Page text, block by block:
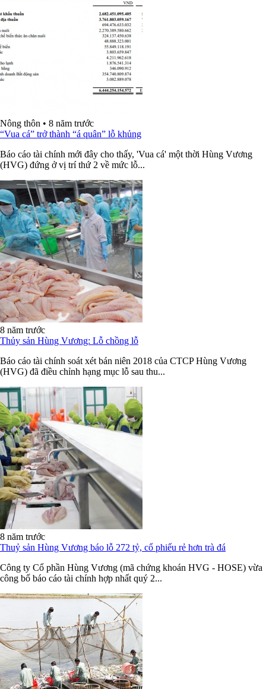
Nông thôn • 8 năm trước
“Vua cá” trở thành “á quân” lỗ khủng
Báo cáo tài chính mới đây cho thấy, 'Vua cá' một thời Hùng Vương
(HVG) đứng ở vị trí thứ 2 về mức lỗ...
8 năm trước
Thủy sản Hùng Vương: Lỗ chồng lỗ
Báo cáo tài chính soát xét bán niên 2018 của CTCP Hùng Vương
(HVG) đã điều chỉnh hạng mục lỗ sau thu...
8 năm trước
Thuỷ sản Hùng Vương báo lỗ 272 tỷ, cổ phiếu rẻ hơn trà đá
Công ty Cổ phần Hùng Vương (mã chứng khoán HVG - HOSE) vừa
công bố báo cáo tài chính hợp nhất quý 2...